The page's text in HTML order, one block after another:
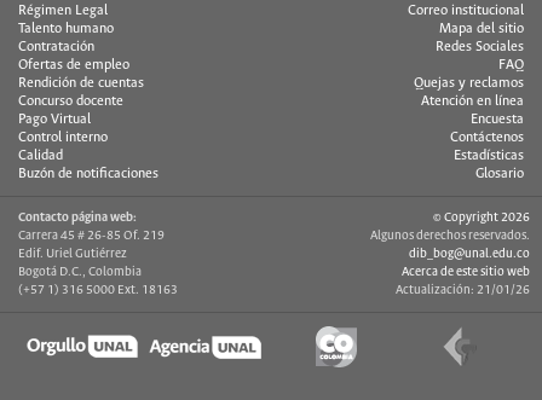
Régimen Legal
Talento humano
Contratación
Ofertas de empleo
Rendición de cuentas
Concurso docente
Pago Virtual
Control interno
Calidad
Buzón de notificaciones
Correo institucional
Mapa del sitio
Redes Sociales
FAQ
Quejas y reclamos
Atención en línea
Encuesta
Contáctenos
Estadísticas
Glosario
Contacto página web:
Carrera 45 # 26-85 Of. 219
Edif. Uriel Gutiérrez
Bogotá D.C., Colombia
(+57 1) 316 5000 Ext. 18163
© Copyright 2026
Algunos derechos reservados.
dib_bog@unal.edu.co
Acerca de este sitio web
Actualización: 21/01/26